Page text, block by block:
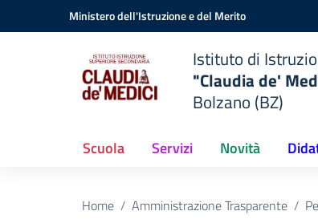
Vai ai contenuti
Vai al menu di navigazioneMinistero dell'Istruzione e del Merito
Istituto di
"Claudia de'
Bolzano (BZ)
Scuola Servizi Novità
Home Amministrazione Trasparente